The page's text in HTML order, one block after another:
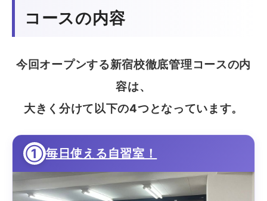
コースの内容
今回オープンする新宿校徹底管理コースの内
容は、
大きく分けて以下の4つとなっています。
①毎日使える自習室！